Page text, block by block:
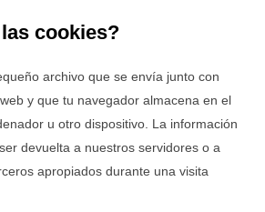
cookies?
archivo que se envía junto con
y que tu navegador almacena en el
u otro dispositivo. La información
devuelta a nuestros servidores o a
apropiados durante una visita